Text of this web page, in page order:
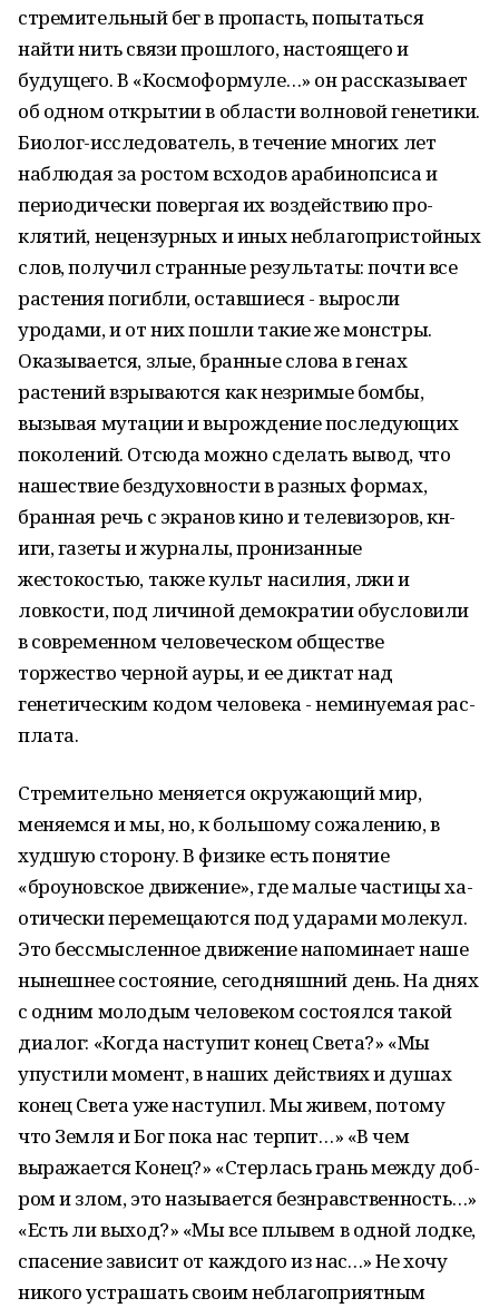
стремительный бег в пропасть, попытаться
найти нить связи прошлого, настоящего и
будущего. В «Космоформуле…» он рассказывает
об од­­ном откры­­тии в области волновой генетики.
Биолог-исследователь, в течение многих лет
наблюдая за ро­с­том всходов арабинопсиса и
периодически повергая их воздействию про­
клятий, не­ценз­у­рных и иных неблагопристойных
слов, получил странные результаты: по­ч­ти все
рас­те­ния погибли, оставшиеся - выросли
уродами, и от них пошли такие же мон­­с­тры.
Оказ­ы­ва­ется, злые, бранные слова в генах
растений взрываются как незримые бом­бы,
вызывая му­тации и вырождение последующих
поколений. Отсюда можно сделать вывод, что
нашествие бездуховности в разных формах,
бранная речь с экранов кино и телевизоров, кн­­
иги, газеты и журналы, пронизанные
жестокостью, также культ насилия, лжи и
ловкости, под личиной демократии обусловили
в современном человеческом общес­тве
торжество черной ауры, и ее диктат над
генетическим кодом человека - нем­и­­нуемая ра­с­
пла­та.
Стремительно меняется окружающий мир,
меняемся и мы, но, к боль­шо­му сожале­н­ию, в
худш­ую сторону. В физике есть понятие
«броуновское движение», где малые част­и­цы ха­­
о­т­ически перемещаются под ударами молекул.
Это бессмысленное движ­ен­ие нап­о­минает наше
нынешнее состояние, сегодняшний день. На днях
с одним молодым челове­к­ом сос­­тоялся такой
диалог: «Когда наступит конец Света?» «Мы
упустили мо­м­ент, в наших действиях и душах
конец Света уже наступил. Мы живем, потому
что Зе­м­ля и Бог пока нас терпит…» «В чем
выражается Конец?» «Стерлась грань между доб­
ром и злом, это называется безнравственность…»
«Есть ли выход?» «Мы все плывем в од­ной лодке,
спасение зависит от каждого из нас…» Не хочу
никого устрашать своим не­благо­прият­ным